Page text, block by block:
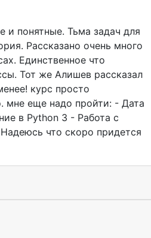
и понятные. Тьма задач для
Рассказано очень много
Единственное что
Тот же Алишев рассказал
курс просто
мне еще надо пройти: - Дата
в Python 3 - Работа с
что скоро придется